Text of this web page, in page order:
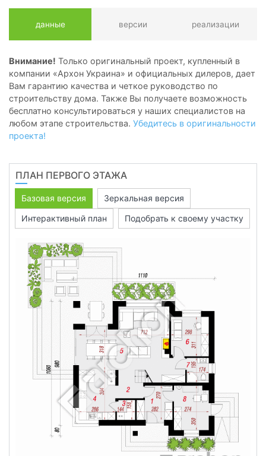
данные версии реализации
Внимание! Только оригинальный проект, купленный в
компании «Архон Украина» и официальных дилеров, дает
Вам гарантию качества и четкое руководство по
строительству дома. Также Вы получаете возможность
бесплатно консультироваться у наших специалистов на
любом этапе строительства. Убедитесь в оригинальности
проекта!
ПЛАН ПЕРВОГО ЭТАЖА
Базовая версия
Зеркальная версия
Интерактивный план
Подобрать к своему участку